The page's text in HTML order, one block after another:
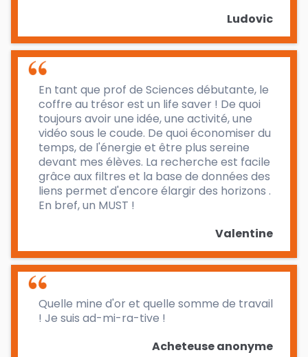
Ludovic
En tant que prof de Sciences débutante, le
coffre au trésor est un life saver ! De quoi
toujours avoir une idée, une activité, une
vidéo sous le coude. De quoi économiser du
temps, de l'énergie et être plus sereine
devant mes élèves. La recherche est facile
grâce aux filtres et la base de données des
liens permet d'encore élargir des horizons .
En bref, un MUST !
Valentine
Quelle mine d'or et quelle somme de travail
! Je suis ad-mi-ra-tive !
Acheteuse anonyme